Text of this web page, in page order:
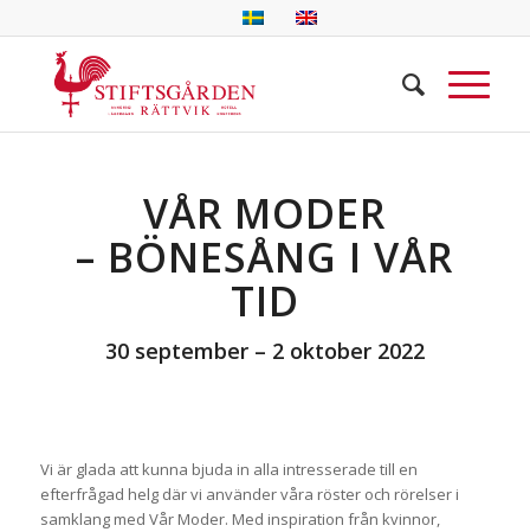
VÅR MODER
– BÖNESÅNG I VÅR
TID
30 september – 2 oktober 2022
Vi är glada att kunna bjuda in alla intresserade till en
efterfrågad helg där vi använder våra röster och rörelser i
samklang med Vår Moder. Med inspiration från kvinnor,